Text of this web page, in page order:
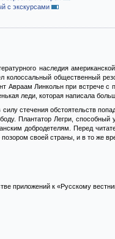
с экскурсами
наследия
общественный
Авраам Линкольн при встрече
леди, которая написала
силу стечения обстоятельств
Плантатор Легри, способный
добродетелям. Перед
своей страны, и в то же
приложений к «Русскому